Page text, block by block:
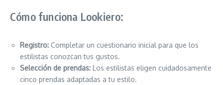
Cómo funciona Lookiero:
Registro: Completar un cuestionario inicial para que los
estilistas conozcan tus gustos.
Selección de prendas: Los estilistas eligen cuidadosamente
cinco prendas adaptadas a tu estilo.